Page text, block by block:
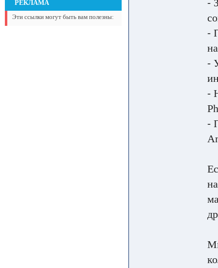
РЕКЛАМА
Эти ссылки могут быть вам полезны:
⁃
⁃
⁃
⁃
⁃